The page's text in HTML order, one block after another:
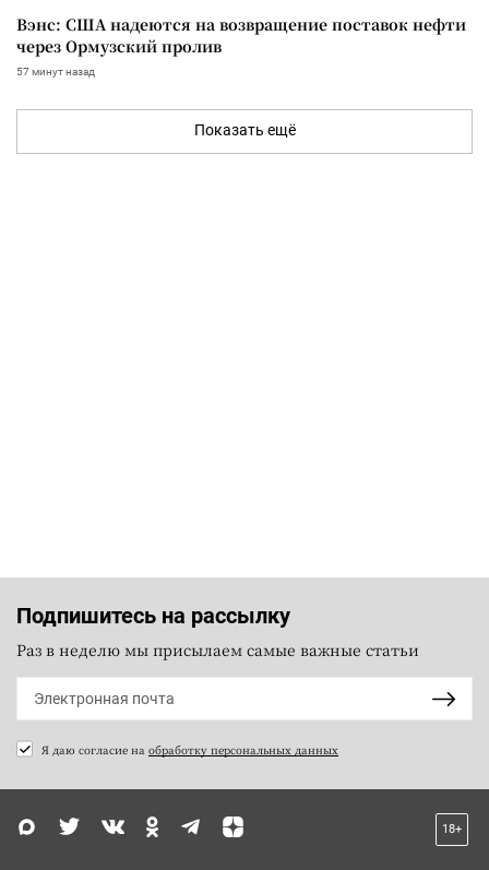
Вэнс: США надеются на возвращение поставок нефти
через Ормузский пролив
57 минут назад
Показать ещё
Подпишитесь на рассылку
Раз в неделю мы присылаем самые важные статьи
Я даю согласие на обработку персональных данных
18+